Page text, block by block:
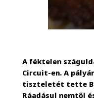
A féktelen
Circuit-en. A
tiszteletét tette
Ráadásul nemtől